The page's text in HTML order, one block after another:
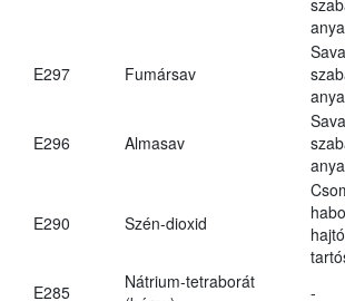
E297 Fumársav
E296 Almasav
E290 Szén-dioxid
E285
Nátrium-tetraborát
-